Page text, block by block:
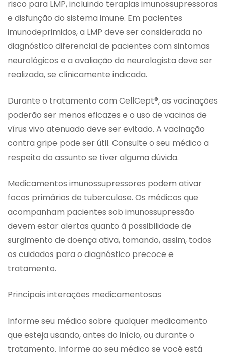
risco para LMP, incluindo terapias imunossupressoras
e disfunção do sistema imune. Em pacientes
imunodeprimidos, a LMP deve ser considerada no
diagnóstico diferencial de pacientes com sintomas
neurológicos e a avaliação do neurologista deve ser
realizada, se clinicamente indicada.
Durante o tratamento com CellCept®, as vacinações
poderão ser menos eficazes e o uso de vacinas de
vírus vivo atenuado deve ser evitado. A vacinação
contra gripe pode ser útil. Consulte o seu médico a
respeito do assunto se tiver alguma dúvida.
Medicamentos imunossupressores podem ativar
focos primários de tuberculose. Os médicos que
acompanham pacientes sob imunossupressão
devem estar alertas quanto à possibilidade de
surgimento de doença ativa, tomando, assim, todos
os cuidados para o diagnóstico precoce e
tratamento.
Principais interações medicamentosas
Informe seu médico sobre qualquer medicamento
que esteja usando, antes do início, ou durante o
tratamento. Informe ao seu médico se você está